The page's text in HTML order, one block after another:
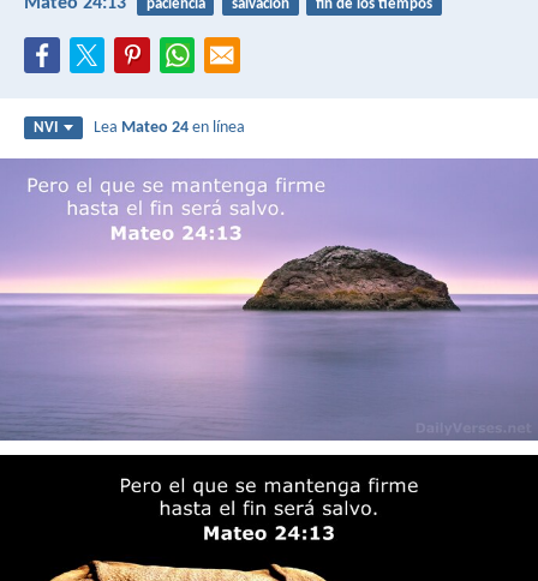
paciencia salvación fin de los tiempos
NVI Lea Mateo 24 en línea